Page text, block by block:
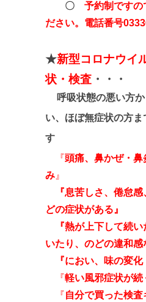
〇 予約制ですの
ださい。電話番号
★新型コロナウイ
状・検査 ・・・
呼吸状態の悪い方
い、ほぼ無症状の方ま
す
『頭痛、鼻かぜ・
み 』
『息苦しさ、倦怠感
どの症状がある』
『熱が上下して続い
いたり、のどの違和感
『におい、味の変化
『軽い風邪症状が続
『自分で買った検